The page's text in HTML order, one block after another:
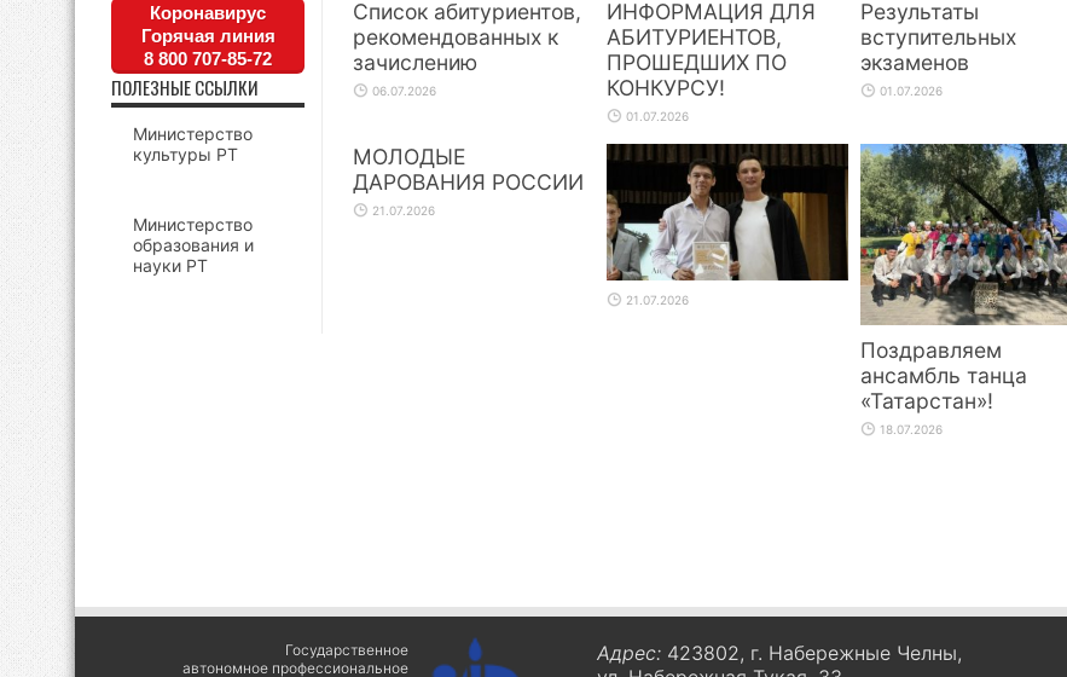
Список абитуриентов,
рекомендованных к
зачислению
06.07.2026
ИНФОРМАЦИЯ ДЛЯ
АБИТУРИЕНТОВ,
ПРОШЕДШИХ ПО
КОНКУРСУ!
01.07.2026
Результаты
вступительных
экзаменов
01.07.2026
МОЛОДЫЕ
ДАРОВАНИЯ РОССИИ
21.07.2026
21.07.2026
Поздравляем
ансамбль танца
«Татарстан»!
18.07.2026
Коронавирус
Горячая линия
8 800 707-85-72
ПОЛЕЗНЫЕ ССЫЛКИ
Министерство
культуры РТ
Министерство
образования и
науки РТ
Государственное
автономное профессиональное
Адрес: 423802, г. Набережные Челны,